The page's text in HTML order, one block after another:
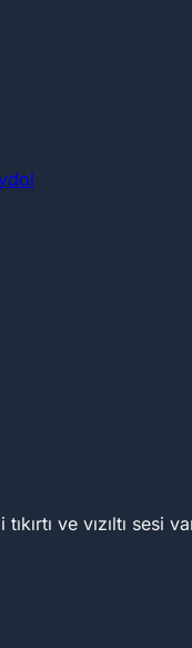
ve vızıltı